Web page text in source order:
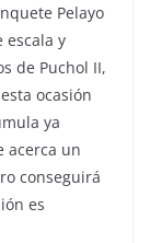
Pelayo
escala y
de Puchol II,
ocasión
ya
acerca un
conseguirá
es